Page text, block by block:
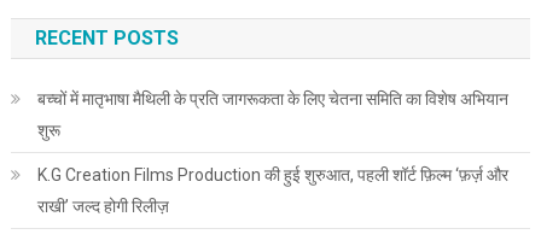
RECENT POSTS
बच्चों में मातृभाषा मैथिली के प्रति जागरूकता के लिए चेतना समिति का विशेष अभियान
शुरू
K.G Creation Films Production की हुई शुरुआत, पहली शॉर्ट फ़िल्म ‘फ़र्ज़ और
राखी’ जल्द होगी रिलीज़